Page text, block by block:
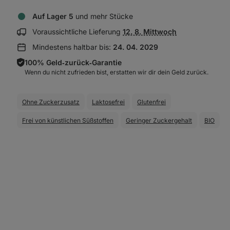
Auf Lager 5 und mehr Stücke
Voraussichtliche Lieferung Lieferinformationen
12. 8. Mittwoch
Mindestens haltbar bis: 24. 04. 2029
100% Geld‑zurück‑Garantie
Wenn du nicht zufrieden bist, erstatten wir dir dein Geld zurück.
Ohne Zuckerzusatz Laktosefrei Glutenfrei
Frei von künstlichen Süßstoffen Geringer Zuckergehalt BIO